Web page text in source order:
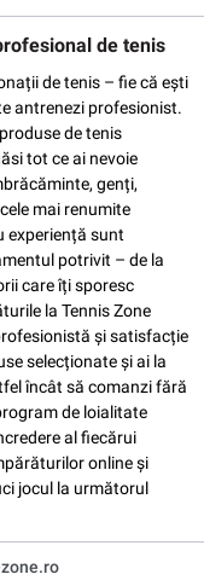
de tenis
de tenis – fie că ești
antrenezi profesionist.
de tenis
tot ce ai nevoie
genți,
mai renumite
experiență sunt
potrivit – de la
care îți sporesc
la Tennis Zone
și satisfacție
selecționate și ai la
încât să comanzi fără
de loialitate
al fiecărui
online și
jocul la următorul